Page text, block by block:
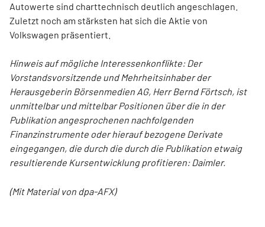
Autowerte sind charttechnisch deutlich angeschlagen.
Zuletzt noch am stärksten hat sich die Aktie von
Volkswagen präsentiert.
Hinweis auf mögliche Interessenkonflikte: Der
Vorstandsvorsitzende und Mehrheitsinhaber der
Herausgeberin Börsenmedien AG, Herr Bernd Förtsch, ist
unmittelbar und mittelbar Positionen über die in der
Publikation angesprochenen nachfolgenden
Finanzinstrumente oder hierauf bezogene Derivate
eingegangen, die durch die durch die Publikation etwaig
resultierende Kursentwicklung profitieren: Daimler.
(Mit Material von dpa-AFX)